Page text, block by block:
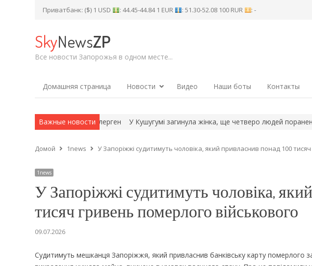
Приватбанк: ($) 1 USD : 44.45-44.84 1 EUR : 51.30-52.08 100 RUR : -
SkyNewsZP
Все новости Запорожья в одном месте...
Домашняя страница Новости Видео Наши боты Контакты
Важные новости
рослину-алерген У Кушугумі загинула жінка, ще четверо людей поранені:
Домой 1news У Запоріжжі судитимуть чоловіка, який привласнив понад 100
1news
У Запоріжжі судитимуть чоловіка,
тисяч гривень померлого військового
09.07.2026
Судитимуть мешканця Запоріжжя, який привласнив банківську карту померлого